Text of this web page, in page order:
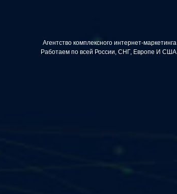
Агентство комплексного интернет-маркетинга
Работаем по всей России, СНГ, Европе И США.
5из10